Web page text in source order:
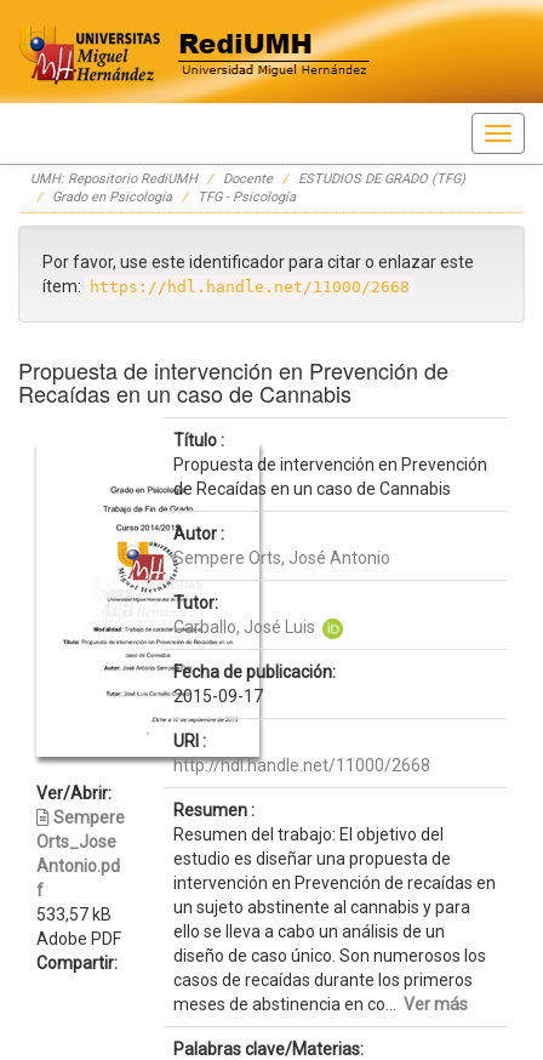
Skip
navigation
UMH: Repositorio RediUMH Docente
ESTUDIOS DE GRADO (TFG)
Grado en Psicología
TFG - Psicología
Por favor, use este identificador para citar o enlazar este
ítem:
https://hdl.handle.net/11000/2668
Propuesta de intervención en Prevención de
Recaídas en un caso de Cannabis
Ver/Abrir:
Sempere
Orts_Jose
Antonio.pd
f
533,57 kB
Adobe PDF
Compartir:
Título :
Propuesta de intervención en Prevención
de Recaídas en un caso de Cannabis
Autor :
Sempere Orts, José Antonio
Tutor:
Carballo, José Luis
Fecha de publicación:
2015-09-17
URI :
http://hdl.handle.net/11000/2668
Resumen :
Resumen del trabajo: El objetivo del
estudio es diseñar una propuesta de
intervención en Prevención de recaídas en
un sujeto abstinente al cannabis y para
ello se lleva a cabo un análisis de un
diseño de caso único. Son numerosos los
casos de recaídas durante los primeros
meses de abstinencia en co... Ver más
Palabras clave/Materias: